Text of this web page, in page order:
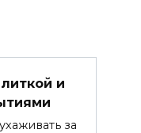
и
за